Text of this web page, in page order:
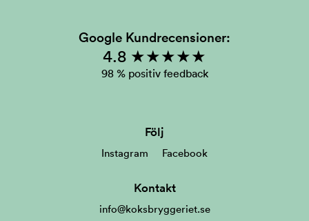
Google Kundrecensioner:
4.8 ★★★★★
98 % positiv feedback
Kontakt
info@koksbryggeriet.se
Följ
Instagram Facebook